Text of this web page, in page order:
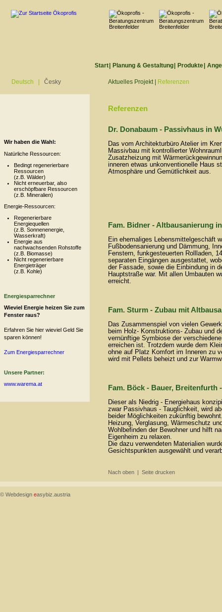
Start Planung & Gestaltung Produkte
Deutsch Česky Aktuelles Projekt| Referenzen
Wir haben die Wahl:
Natürliche Ressourcen:
Bedingt regenerierbare
Ressourcen
(z.B. Wälder)
Nicht erneuerbar, also
erschöpfbare Ressourcen
(z.B. Mineralien)
Energie-Ressourcen:
Regenerierbare
Energiequellen
(z.B. Sonnenenergie,
Wasserkraft)
Energie aus
nachwachsenden Rohstoffe
(z.B. Biomasse)
Nicht regenerierbare
Energieträger
(z.B. Kohle)
Energiesparrechner
Wieviel Energie heizen Sie zum
Fenster raus?
Erfahren Sie hier wieviel Geld Sie
sparen können!
Zum Energiesparrechner
Unsere Partner:
www.warema.at
Referenzen
Dr. Donabaum - Passivhaus in
Das vom Architekturbüro Atelier im
Massivbau mit kontrollierter
Zusatzheizung mit
inneren etwas unkonventionelle Haus
Atmosphäre und Gemütlichkeit aus.
Fam. Bidner - Altbausanierung
Ein ehemaliges Lebensmittelgeschäft
Fußbodensanierung und Dämmung,
Fenstern, funkgesteuerten Rollladen,
separaten Eingängen ausgestattet,
der Fassade, sowie die Einbindung in
Hauptstraße war. Mit allen Umbauten
erreicht.
Fam. Sturm - Zubau mit
Das Zusammenspiel von vielen
beim Holz- Konstruktions- Zubau und
vernünftige Symbiose der
erreichen ist. Trotzdem wurde dem
ohne auf Platz Komfort im Inneren zu
wird mit Pellets beheizt und zur
Fam. Böck - Bauer, Breitenfurth
Dieser als Niedrig - Energiehaus
zwar Passivhaus - Tauglichkeit, wird
beider Möglichkeiten zukünftig
Heizung, Verglasung, Wärmeschutz
Wohlbefinden der Bewohner und hilft
Eigenheim zu relaxen.
Die dazu verwendeten Materialien
Gesichtspunkten ausgewählt und
Nach oben | Seite drucken
© Webdesign easybiz.austria